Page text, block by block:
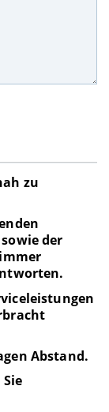
zu
der
Abstand.